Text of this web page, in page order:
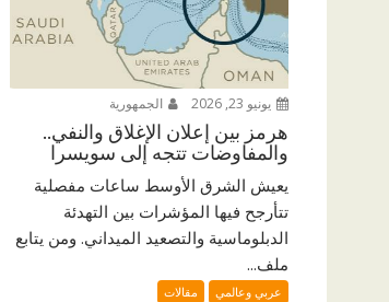
يونيو 23, 2026 الجمهورية
هرمز بين إعلان الإغلاق والنفي..
والمفاوضات تتجه إلى سويسرا
يعيش الشرق الأوسط ساعات مفصلية
تتأرجح فيها المؤشرات بين التهدئة
الدبلوماسية والتصعيد الميداني. ومن يتابع
ملف...
عربي وعالمي مقالات